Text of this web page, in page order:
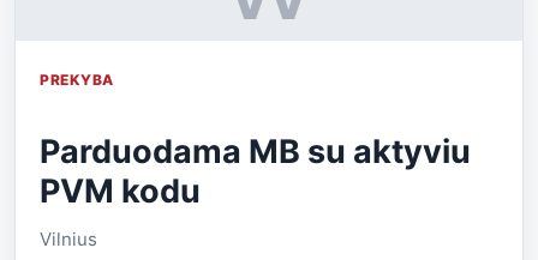
PREKYBA
Parduodama MB su aktyviu
PVM kodu
Vilnius